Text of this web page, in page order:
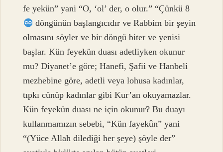
fe yekün” yani “O, ‘ol’ der, o olur.” “Çünkü 8
döngünün başlangıcıdır ve Rabbim bir şeyin
olmasını söyler ve bir döngü biter ve yenisi
başlar. Kün feyekün duası adetliyken okunur
mu? Diyanet’e göre; Hanefi, Şafii ve Hanbeli
mezhebine göre, adetli veya lohusa kadınlar,
tıpkı cünüp kadınlar gibi Kur’an okuyamazlar.
Kün feyekün duası ne için okunur? Bu duayı
kullanmamızın sebebi, “Kün fayekûn” yani
“(Yüce Allah dilediği her şeye) şöyle der”